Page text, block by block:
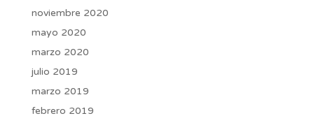
noviembre 2020
mayo 2020
marzo 2020
julio 2019
marzo 2019
febrero 2019